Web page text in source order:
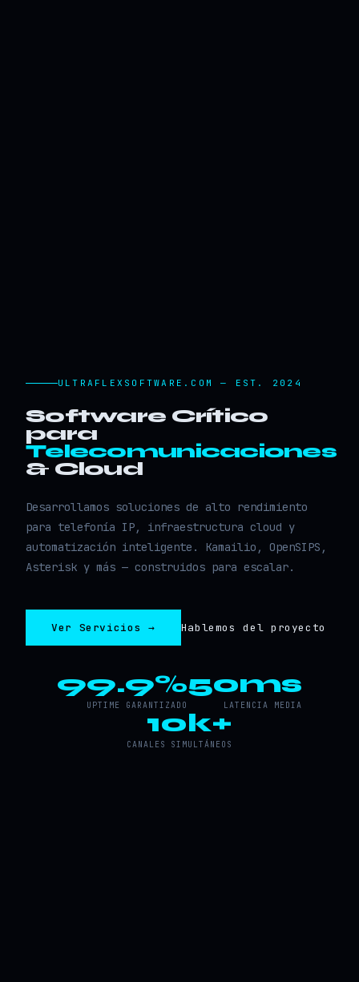
ULTRAFLEXSOFTWARE.COM — EST. 2024
Software Crítico
para
Telecomunicaciones
& Cloud
Desarrollamos soluciones de alto rendimiento
para telefonía IP, infraestructura cloud y
automatización inteligente. Kamailio, OpenSIPS,
Asterisk y más — construidos para escalar.
Ver Servicios → Hablemos del proyecto
99.9%
UPTIME GARANTIZADO
50ms
LATENCIA MEDIA
10k+
CANALES SIMULTÁNEOS